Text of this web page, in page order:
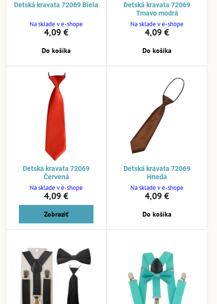
Detská kravata 72069 Biela
Na sklade v e-shope
4,09 €
Do košíka
Detská kravata 72069
Tmavo modrá
Na sklade v e-shope
4,09 €
Do košíka
Detská kravata 72069
Červená
Na sklade v e-shope
4,09 €
Zobraziť
Detská kravata 72069
Hnedá
Na sklade v e-shope
4,09 €
Do košíka